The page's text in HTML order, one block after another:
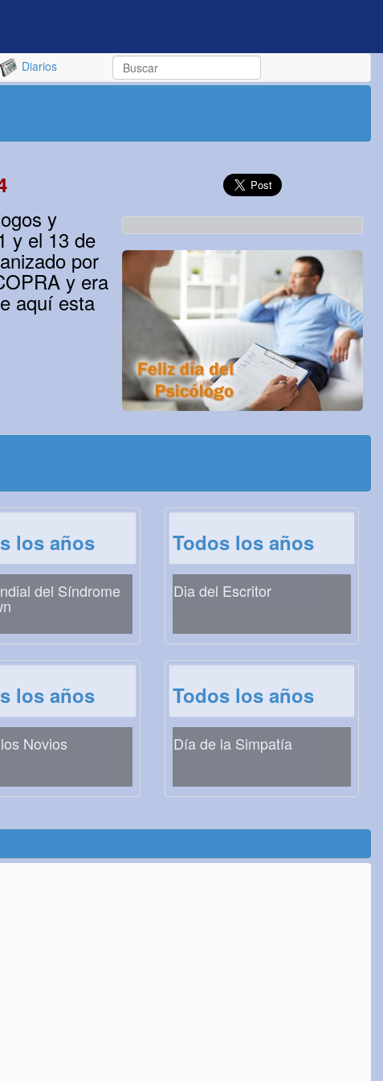
Diarios
y
y el 13 de
por
y era
aquí esta
los años
del Síndrome
Todos los años
Dia del Escritor
los años
Novios
Todos los años
Día de la Simpatía